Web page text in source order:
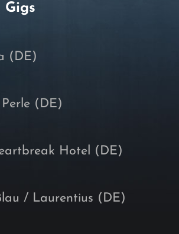
Gigs
(DE)
(DE)
Hotel (DE)
/ Laurentius (DE)